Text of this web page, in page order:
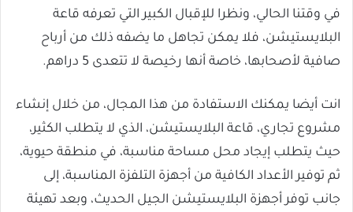
في وقتنا الحالي، ونظرا للإقبال الكبير التي تعرفه قاعة
البلايستيشن، فلا يمكن تجاهل ما يضفه ذلك من أرباح
صافية لأصحابها، خاصة أنها رخيصة لا تتعدى 5 دراهم.
انت أيضا يمكنك الاستفادة من هذا المجال، من خلال إنشاء
مشروع تجاري، قاعة البلايستيشن، الذي لا يتطلب الكثير،
حيث يتطلب إيجاد محل مساحة مناسبة، في منطقة حيوية،
ثم توفير الأعداد الكافية من أجهزة التلفزة المناسبة، إلى
جانب توفر أجهزة البلايستيشن الجيل الحديث، وبعد تهيئة